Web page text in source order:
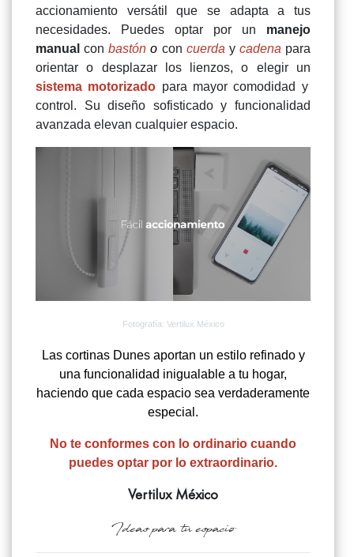
accionamiento versátil que se adapta a tus
necesidades. Puedes optar por un manejo
manual con bastóno con cuerda y cadena para
orientar o desplazar los lienzos, o elegir un
sistema motorizado para mayor comodidad y
control. Su diseño sofisticado y funcionalidad
avanzada elevan cualquier espacio.
Fotografía: Vertilux México
Las cortinas Dunes aportan un estilo refinado y
una funcionalidad inigualable a tu hogar,
haciendo que cada espacio sea verdaderamente
especial.
No te conformes con lo ordinario cuando
puedes optar por lo extraordinario.
Vertilux México
Ideas para tu espacio